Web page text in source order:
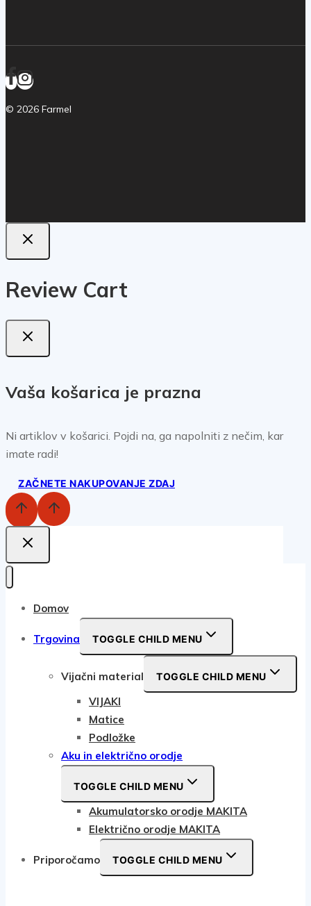
© 2026 Farmel
Review Cart
Vaša košarica je prazna
Ni artiklov v košarici. Pojdi na, ga napolniti z nečim, kar
imate radi!
ZAČNETE NAKUPOVANJE ZDAJ
Domov
Trgovina TOGGLE CHILD MENU
Vijačni material TOGGLE CHILD MENU
VIJAKI
Matice
Podložke
Aku in električno orodje
TOGGLE CHILD MENU
Akumulatorsko orodje MAKITA
Električno orodje MAKITA
Priporočamo TOGGLE CHILD MENU